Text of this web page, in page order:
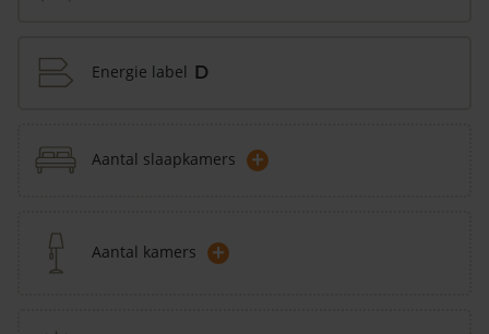
Energie label D
Aantal slaapkamers +
Aantal kamers +